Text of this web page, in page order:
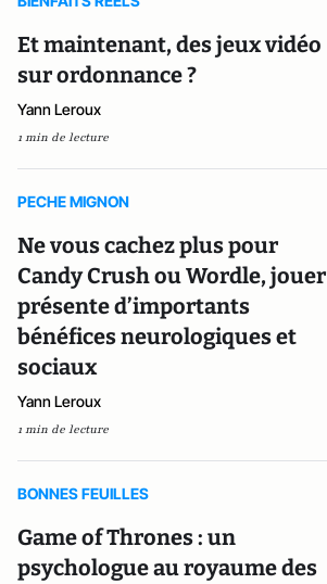
Et maintenant, des jeux vidéo
sur ordonnance ?
Yann Leroux
1 min de lecture
PECHE MIGNON
Ne vous cachez plus pour
Candy Crush ou Wordle, jouer
présente d’importants
bénéfices neurologiques et
sociaux
Yann Leroux
1 min de lecture
BONNES FEUILLES
Game of Thrones : un
psychologue au royaume des